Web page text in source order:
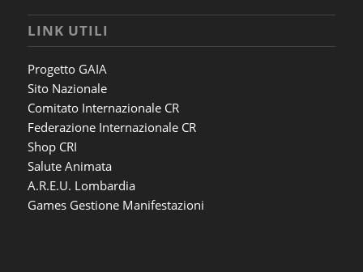
LINK UTILI
Progetto GAIA
Sito Nazionale
Comitato Internazionale CR
Federazione Internazionale CR
Shop CRI
Salute Animata
A.R.E.U. Lombardia
Games Gestione Manifestazioni